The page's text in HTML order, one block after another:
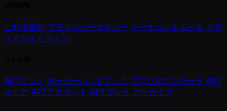
ご利用規約 プライバシーポリシー トーナメントルール メデ
ィアガイドライン
APTリンク ポーカーハンドブック アプリダウンロード APT
ストア APTアカウント APTプレイ アーカイブ